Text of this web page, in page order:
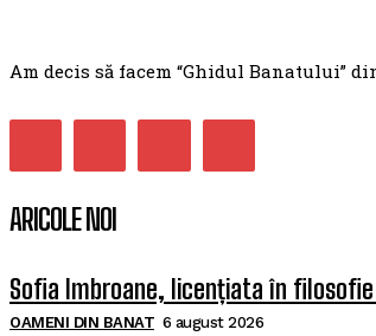
Am decis să facem “Ghidul Banatului”
ARICOLE NOI
Sofia Imbroane, licențiata în
OAMENI DIN BANAT 6 august 2026